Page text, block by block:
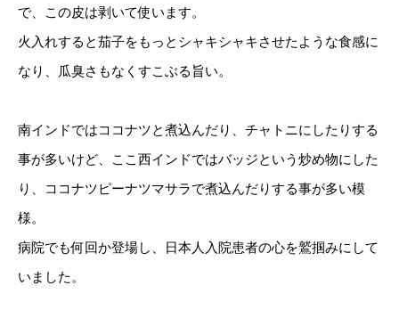
で、この皮は剥いて使います。
火入れすると茄子をもっとシャキシャキさせたような食感に
なり、瓜臭さもなくすこぶる旨い。
南インドではココナツと煮込んだり、チャトニにしたりする
事が多いけど、ここ西インドではバッジという炒め物にした
り、ココナツピーナツマサラで煮込んだりする事が多い模
様。
病院でも何回か登場し、日本人入院患者の心を鷲掴みにして
いました。